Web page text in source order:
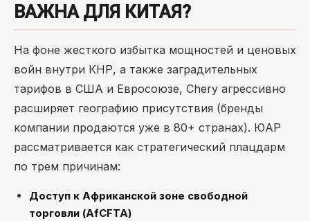
ВАЖНА ДЛЯ КИТАЯ?
На фоне жесткого избытка мощностей и ценовых
войн внутри КНР, а также заградительных
тарифов в США и Евросоюзе, Chery агрессивно
расширяет географию присутствия (бренды
компании продаются уже в 80+ странах). ЮАР
рассматривается как стратегический плацдарм
по трем причинам:
Доступ к Африканской зоне свободной
торговли (AfCFTA)